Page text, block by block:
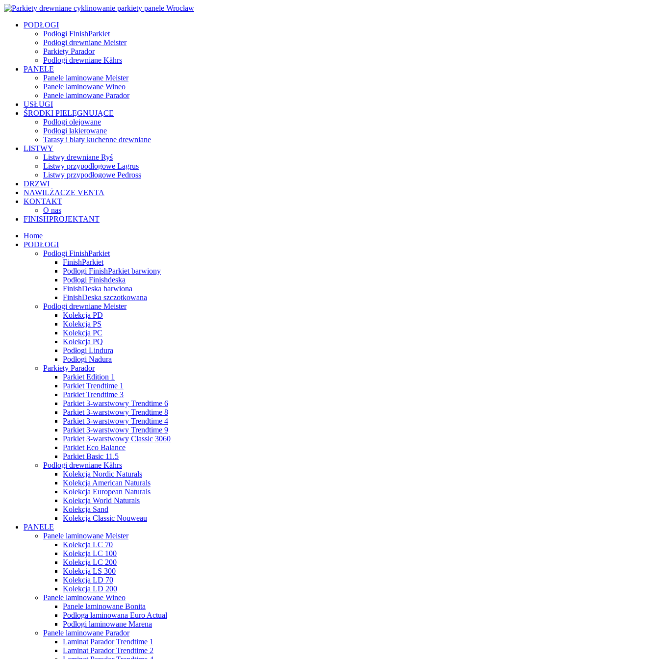
PODŁOGI
Podłogi FinishParkiet
Podłogi drewniane Meister
Parkiety Parador
Podłogi drewniane Kährs
PANELE
Panele laminowane Meister
Panele laminowane Wineo
Panele laminowane Parador
USŁUGI
ŚRODKI PIELĘGNUJĄCE
Podłogi olejowane
Podłogi lakierowane
Tarasy i blaty kuchenne drewniane
LISTWY
Listwy drewniane Ryś
Listwy przypodłogowe Lagrus
Listwy przypodłogowe Pedross
DRZWI
NAWILŻACZE VENTA
KONTAKT
O nas
FINISHPROJEKTANT
Home
PODŁOGI
Podłogi FinishParkiet
FinishParkiet
Podłogi FinishParkiet barwiony
Podłogi Finishdeska
FinishDeska barwiona
FinishDeska szczotkowana
Podłogi drewniane Meister
Kolekcja PD
Kolekcja PS
Kolekcja PC
Kolekcja PQ
Podłogi Lindura
Podłogi Nadura
Parkiety Parador
Parkiet Edition 1
Parkiet Trendtime 1
Parkiet Trendtime 3
Parkiet 3-warstwowy Trendtime 6
Parkiet 3-warstwowy Trendtime 8
Parkiet 3-warstwowy Trendtime 4
Parkiet 3-warstwowy Trendtime 9
Parkiet 3-warstwowy Classic 3060
Parkiet Eco Balance
Parkiet Basic 11.5
Podłogi drewniane Kährs
Kolekcja Nordic Naturals
Kolekcja American Naturals
Kolekcja European Naturals
Kolekcja World Naturals
Kolekcja Sand
Kolekcja Classic Nouweau
PANELE
Panele laminowane Meister
Kolekcja LC 70
Kolekcja LC 100
Kolekcja LC 200
Kolekcja LS 300
Kolekcja LD 70
Kolekcja LD 200
Panele laminowane Wineo
Panele laminowane Bonita
Podłoga laminowana Euro Actual
Podłogi laminowane Marena
Panele laminowane Parador
Laminat Parador Trendtime 1
Laminat Parador Trendtime 2